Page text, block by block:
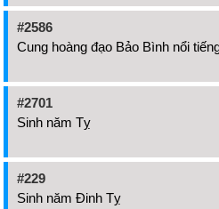
#2586
Cung hoàng đạo Bảo Bình nổi
#2701
Sinh năm Tỵ
#229
Sinh năm Đinh Tỵ